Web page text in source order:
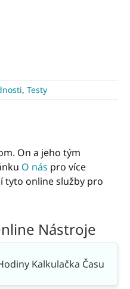
, Testy
On a jeho tým
O nás pro více
tyto online služby pro
Nástroje
Kalkulačka Času